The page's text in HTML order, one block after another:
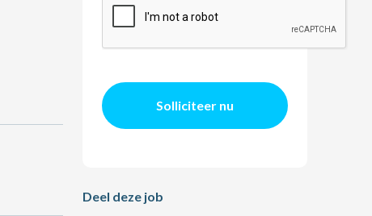
Solliciteer nu
Deel deze job